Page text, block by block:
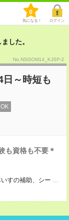
0
気になる！ ログイン
した。
No.NSGOM14_KJSP-2
日～時短も
も資格も不要＊
すの補助、シー ...